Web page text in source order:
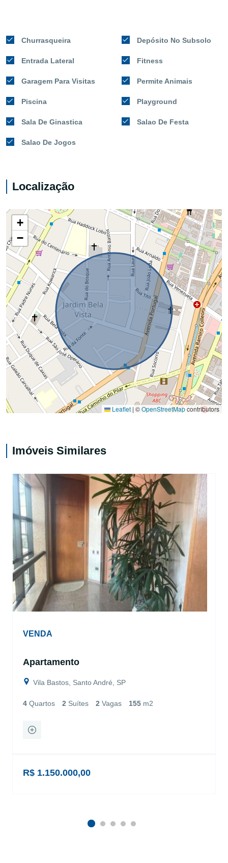
Churrasqueira Depósito No Subsolo
Entrada Lateral Fitness
Garagem Para Visitas Permite Animais
Piscina Playground
Sala De Ginastica Salao De Festa
Salao De Jogos
Localização
+
−
Leaflet | ©OpenStreetMapcontributors
Imóveis Similares
VENDA
Apartamento
Vila Bastos, Santo André, SP
4 Quartos 2 Suítes 2 Vagas 155 m2
R$ 1.150.000,00